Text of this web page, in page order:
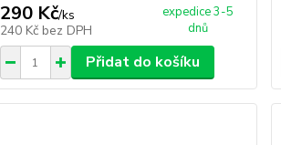
290 Kč/ks
240 Kč bez DPH
expedice 3-5
dnů
Přidat do košíku